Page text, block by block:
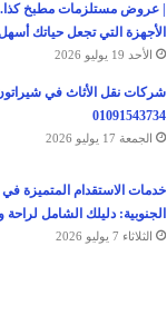
| عروض مستلزمات مطبخ
الأجهزة التي تجعل حياتك
الأحد 19 يوليو 2026
شركات نقل الأثاث في
01091543734
الجمعة 17 يوليو 2026
خدمات الاستقدام المتميزة في
الجنوبية: دليلك الشامل
الثلاثاء 7 يوليو 2026